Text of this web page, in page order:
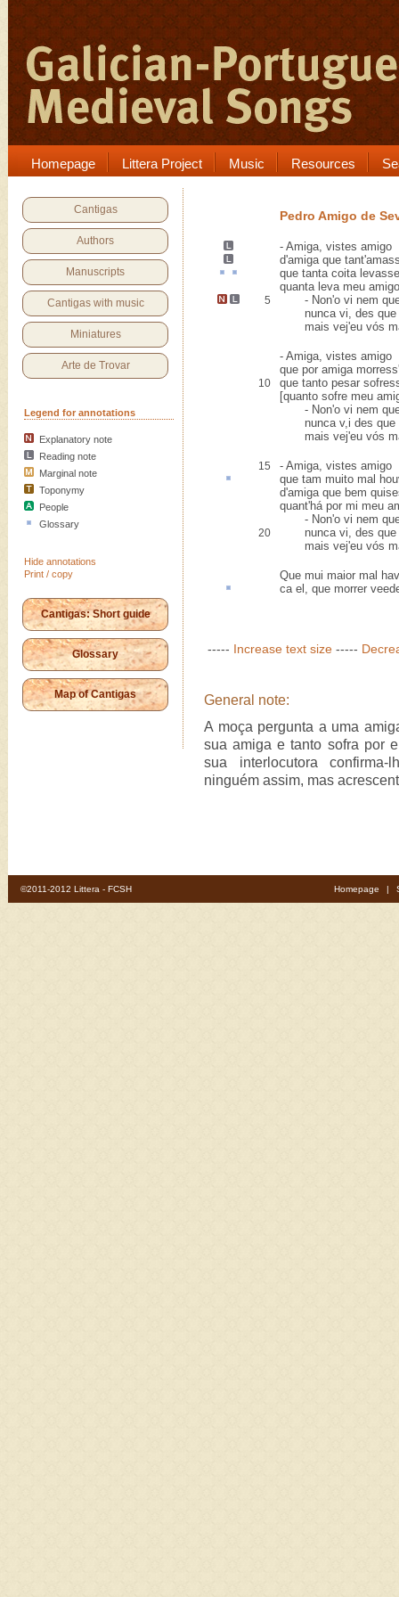
Homepage Littera Project Music Resources
Cantigas
Authors
Manuscripts
Cantigas with music
Miniatures
Arte de Trovar
Legend for annotations
Explanatory note
Reading note
Marginal note
Toponymy
People
Glossary
Hide annotations
Print / copy
Cantigas: Short guide
Glossary
Map of Cantigas
Pedro Amigo de
- Amiga, vistes amigo
d'amiga que tant'
que tanta coita levasse
quanta leva meu
5 - Non'o vi nem
nunca vi, des
mais vej'eu vós
- Amiga, vistes amigo
que por amiga
10
que tanto pesar
[quanto sofre meu
- Non'o vi nem
nunca v,i des que
mais vej'eu vós
15
- Amiga, vistes amigo
que tam muito mal
d'amiga que bem
quant'há por mi meu
- Non'o vi nem
20
nunca vi, des que
mais vej'eu vós
Que mui maior mal
cael, que morrer
----- Increase text size -----
General note:
A moça pergunta a uma
sua amiga e tanto sofra por
sua interlocutora
ninguém assim, mas
©2011-2012 Littera - FCSH Homepage |